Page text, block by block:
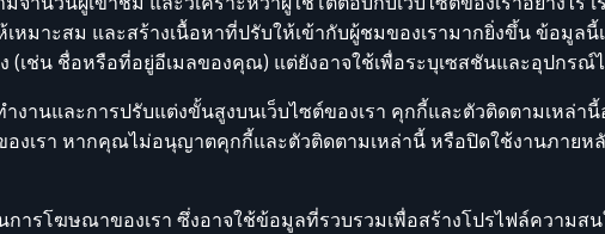
หมาะสม และสร้างเนื้อหาที่ปรับให้เข้ากับผู้ชมของเรามากยิ่งขึ้น ข้อมูล
ช่น ชื่อหรือที่อยู่อีเมลของคุณ) แต่ยังอาจใช้เพื่อระบุเซสชันและอุปกรณ์
านและการปรับแต่งขั้นสูงบนเว็บไซต์ของเรา คุกกี้และตัวติดตามเหล่านี้
งเรา หากคุณไม่อนุญาตคุกกี้และตัวติดตามเหล่านี้ หรือปิดใช้งานภาย
ารโฆษณาของเรา ซึ่งอาจใช้ข้อมูลที่รวบรวมเพื่อสร้างโปรไฟล์ความส